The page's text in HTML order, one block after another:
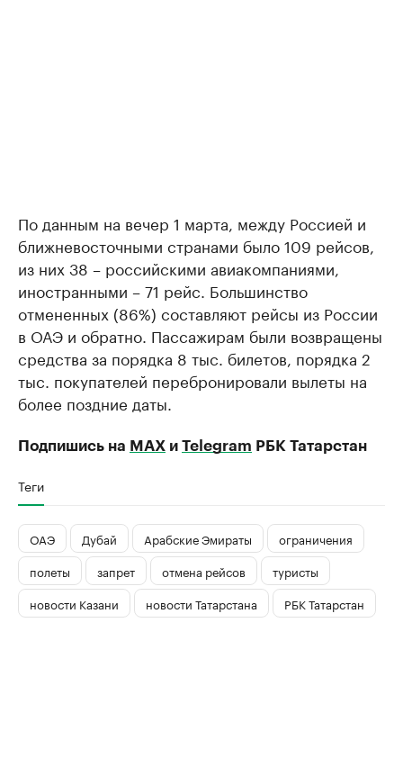
По данным на вечер 1 марта, между Россией и
ближневосточными странами было 109 рейсов,
из них 38 – российскими авиакомпаниями,
иностранными – 71 рейс. Большинство
отмененных (86%) составляют рейсы из России
в ОАЭ и обратно. Пассажирам были возвращены
средства за порядка 8 тыс. билетов, порядка 2
тыс. покупателей перебронировали вылеты на
более поздние даты.
Подпишись на MAX и Telegram РБК Татарстан
Теги
ОАЭ Дубай Арабские Эмираты
ограничения
полеты
запрет отмена рейсов
туристы
новости Казани
новости Татарстана РБК Татарстан